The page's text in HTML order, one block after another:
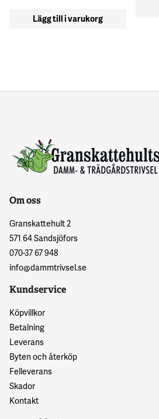
Lägg till i varukorg
Om oss
Granskattehult 2
571 64 Sandsjöfors
070-37 67 948
info@dammtrivsel.se
Kundservice
Köpvillkor
Betalning
Leverans
Byten och återköp
Felleverans
Skador
Kontakt